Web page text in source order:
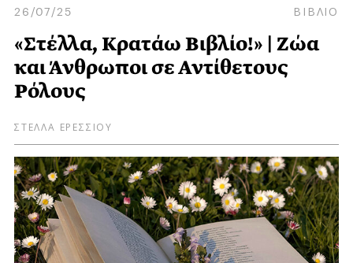
26/07/25 ΒΙΒΛΙΟ
«Στέλλα, Κρατάω Βιβλίο!» | Ζώα
και Άνθρωποι σε Αντίθετους
Ρόλους
ΣΤΕΛΛΑ ΕΡΕΣΣΙΟΥ